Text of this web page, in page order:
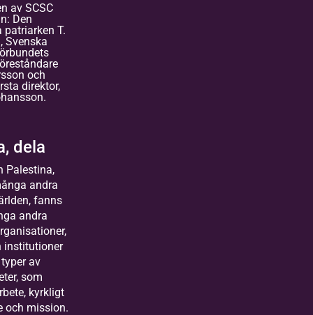
av SCSC
Den
patriarken T.
Svenska
och
direktor,
dela
Palestina,
andra
fanns
andra
institutioner
av
som
kyrkligt
och mission.